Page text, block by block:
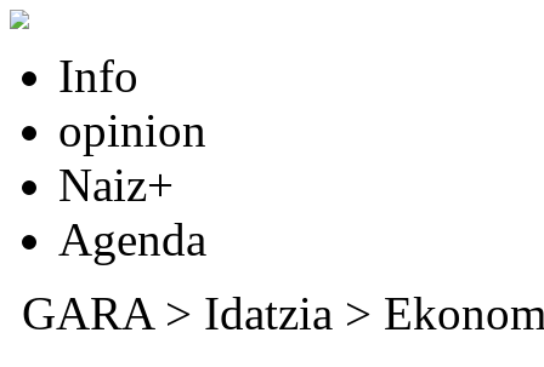
Info
opinion
Naiz+
Agenda
GARA> Idatzia >